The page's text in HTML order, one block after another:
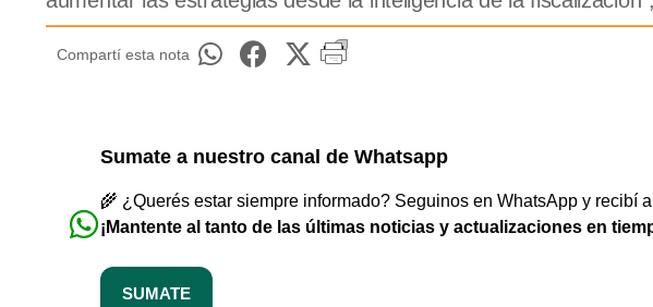
Compartí esta nota
Sumate a nuestro canal de Whatsapp
🌾 ¿Querés estar siempre informado? Seguinos en WhatsApp y recibí
¡Mantente al tanto de las últimas noticias y actualizaciones en
SUMATE